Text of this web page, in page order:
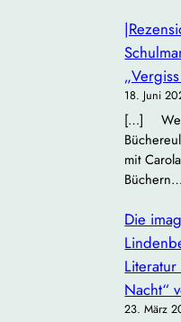
18. Juni
[…]
mit
Büchern…
Die
Nacht“
23. März